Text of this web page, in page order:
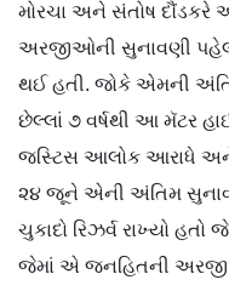
મોરચા અને સંતોષ
અરજીઓની સુનાવણી
થઈ હતી. જોકે એમની
છેલ્લાં ૭ વર્ષથી આ મૅટર
જસ્ટિસ આલોક આરાધે અને
૨૪ જૂને એની અંતિમ
ચુકાદો રિઝર્વ રાખ્યો
જેમાં એ જનહિતની